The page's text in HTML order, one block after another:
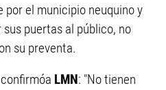
el municipio neuquino y
puertas al público, no
su preventa.
LMN: "No tienen